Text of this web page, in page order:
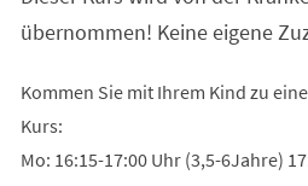
übernommen! Keine eigene
Kommen Sie mit Ihrem Kind zu
Kurs:
Mo: 16:15-17:00 Uhr (3,5-6Jahre)